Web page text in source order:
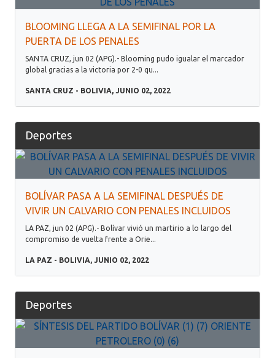
BLOOMING LLEGA A LA SEMIFINAL POR LA
PUERTA DE LOS PENALES
SANTA CRUZ, jun 02 (APG).- Blooming pudo igualar el marcador
global gracias a la victoria por 2-0 qu...
SANTA CRUZ - BOLIVIA, JUNIO 02, 2022
Deportes
BOLÍVAR PASA A LA SEMIFINAL DESPUÉS DE
VIVIR UN CALVARIO CON PENALES INCLUIDOS
LA PAZ, jun 02 (APG).- Bolívar vivió un martirio a lo largo del
compromiso de vuelta frente a Orie...
LA PAZ - BOLIVIA, JUNIO 02, 2022
Deportes